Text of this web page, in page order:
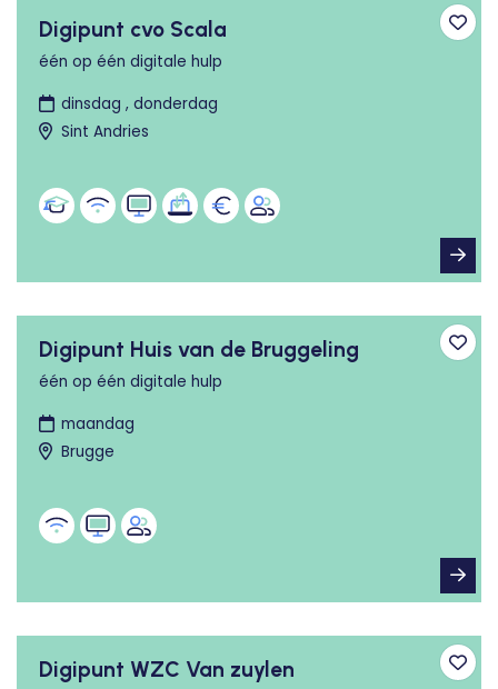
Digipunt cvo Scala
één op één digitale hulp
dinsdag , donderdag
Sint Andries
Digipunt Huis van de Bruggeling
één op één digitale hulp
maandag
Brugge
Digipunt WZC Van zuylen